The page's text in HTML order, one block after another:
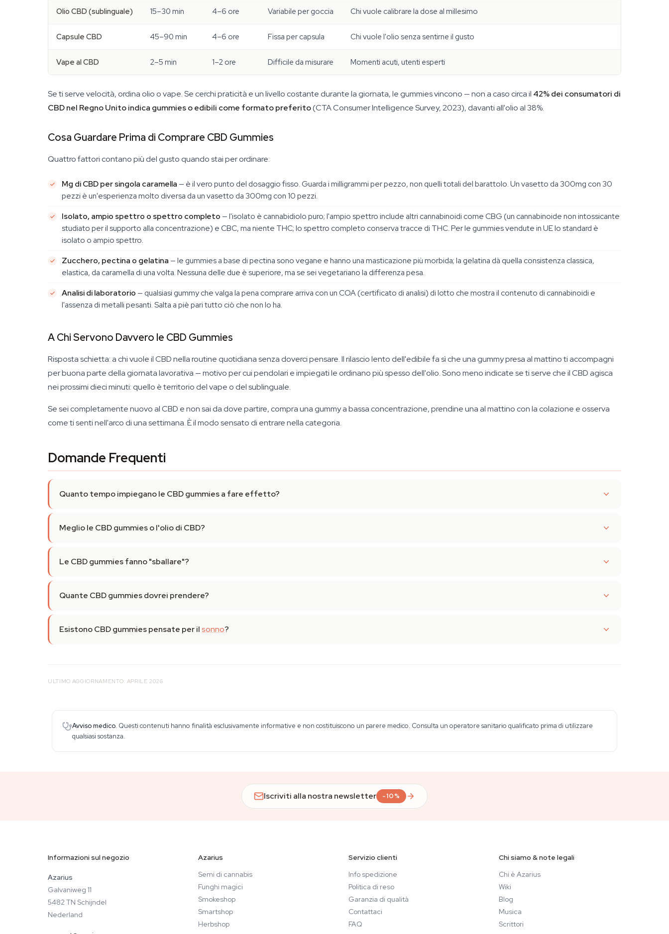
Olio CBD (sublinguale) 15–30 min 4–6 ore Variabile per goccia Chi vuole calibrare la dose al millesimo
Capsule CBD 45–90 min 4–6 ore Fissa per capsula Chi vuole l'olio senza sentirne il gusto
Vape al CBD 2–5 min 1–2 ore Difficile da misurare Momenti acuti, utenti esperti
Se ti serve velocità, ordina olio o vape. Se cerchi praticità e un livello costante durante la giornata, le gummies vincono — non a caso circa il 42% dei consumatori di
CBD nel Regno Unito indica gummies o edibili come formato preferito(CTA Consumer Intelligence Survey, 2023), davanti all'olio al 38%.
Cosa Guardare Prima di Comprare CBD Gummies
Quattro fattori contano più del gusto quando stai per ordinare:
Mg di CBD per singola caramella — è il vero punto del dosaggio fisso. Guarda i milligrammi per pezzo, non quelli totali del barattolo. Un vasetto da 300mg con 30
pezzi è un'esperienza molto diversa da un vasetto da 300mg con 10 pezzi.
Isolato, ampio spettro o spettro completo — l'isolato è cannabidiolo puro; l'ampio spettro include altri cannabinoidi come CBG (un cannabinoide non intossicante
studiato per il supporto alla concentrazione) e CBC, ma niente THC; lo spettro completo conserva tracce di THC. Per le gummies vendute in UE lo standard è
isolato o ampio spettro.
Zucchero, pectina o gelatina — le gummies a base di pectina sono vegane e hanno una masticazione più morbida; la gelatina dà quella consistenza classica,
elastica, da caramella di una volta. Nessuna delle due è superiore, ma se sei vegetariano la differenza pesa.
Analisi di laboratorio — qualsiasi gummy che valga la pena comprare arriva con un COA (certificato di analisi) di lotto che mostra il contenuto di cannabinoidi e
l'assenza di metalli pesanti. Salta a piè pari tutto ciò che non lo ha.
A Chi Servono Davvero le CBD Gummies
Risposta schietta: a chi vuole il CBD nella routine quotidiana senza doverci pensare. Il rilascio lento dell'edibile fa sì che una gummy presa al mattino ti accompagni
per buona parte della giornata lavorativa — motivo per cui pendolari e impiegati le ordinano più spesso dell'olio. Sono meno indicate se ti serve che il CBD agisca
nei prossimi dieci minuti: quello è territorio del vape o del sublinguale.
Se sei completamente nuovo al CBD e non sai da dove partire, compra una gummy a bassa concentrazione, prendine una al mattino con la colazione e osserva
come ti senti nell'arco di una settimana. È il modo sensato di entrare nella categoria.
Domande Frequenti
Quanto tempo impiegano le CBD gummies a fare effetto?
Meglio le CBD gummies o l'olio di CBD?
Le CBD gummies fanno "sballare"?
Quante CBD gummies dovrei prendere?
Esistono CBD gummies pensate per ilsonno?
ULTIMO AGGIORNAMENTO: APRILE 2026
Avviso medico. Questi contenuti hanno finalità esclusivamente informative e non costituiscono un parere medico. Consulta un operatore sanitario qualificato prima di utilizzare
qualsiasi sostanza.
Iscriviti alla nostra newsletter -10%
Informazioni sul negozio
Azarius
Galvaniweg 11
5482 TN Schijndel
Nederland
Azarius
Semi di cannabis
Funghi magici
Smokeshop
Smartshop
Herbshop
Servizio clienti
Info spedizione
Politica di reso
Garanzia di qualità
Contattaci
FAQ
Chi siamo & note legali
Chi è Azarius
Wiki
Blog
Musica
Scrittori